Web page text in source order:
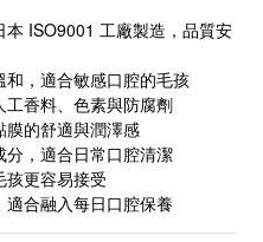
ISO9001 工廠製造，品質安
，適合敏感口腔的毛孩
香料、色素與防腐劑
的舒適與潤澤感
，適合日常口腔清潔
更容易接受
合融入每日口腔保養